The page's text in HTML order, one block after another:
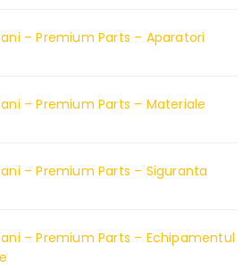
– Premium Parts – Aparatori
– Premium Parts – Materiale
– Premium Parts – Siguranta
– Premium Parts – Echipamentul